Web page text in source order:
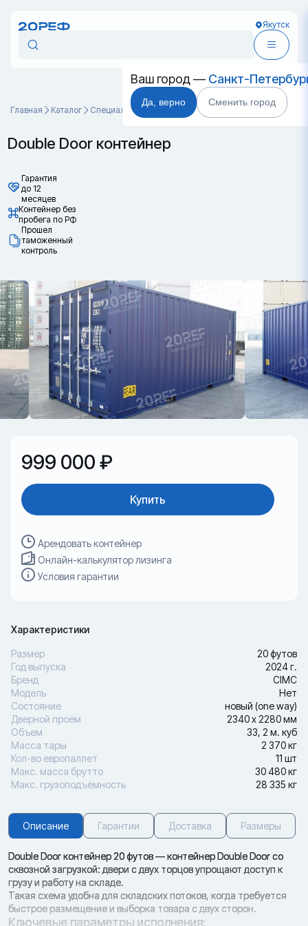
Якутск
Ваш город — Санкт-
Да, верно Сменить город
Главная Каталог Специальные контейнеры Double Door контейнер
Double Door контейнер
Гарантия
до 12
месяцев
Контейнер без
пробега по РФ
Прошел
таможенный
контроль
999 000 ₽
Купить
Арендовать контейнер
Онлайн-калькулятор лизинга
Условия гарантии
Характеристики
Размер
20 футов
Год выпуска
2024 г.
Бренд
CIMC
Модель
Нет
Состояние
новый (one way)
Дверной проём
2340 х 2280 мм
Объем
33, 2 м. куб
Масса тары
2 370 кг
Кол-во европаллет
11 шт
Макс. масса брутто
30 480 кг
Макс. грузоподъёмность
28 335 кг
Описание Гарантии Доставка Размеры
Double Door контейнер 20 футов — контейнер Double Door со
сквозной загрузкой: двери с двух торцов упрощают доступ к
грузу и работу на складе.
Такая схема удобна для складских потоков, когда требуется
быстрое размещение и выборка товара с двух сторон.
Ключевые параметры исполнения: